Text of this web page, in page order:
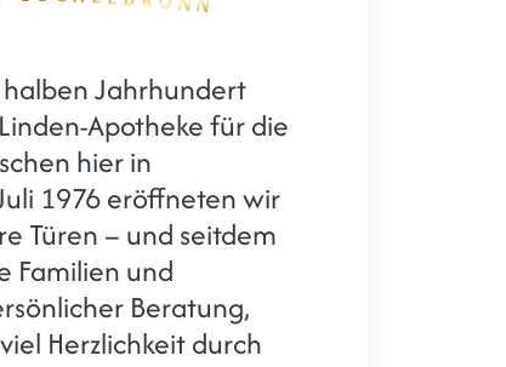
Apotheke in
Jahrhundert
Apotheke für die
hier in
1976 eröffneten wir
Türen – und seitdem
Familien und
Beratung,
Herzlichkeit durch